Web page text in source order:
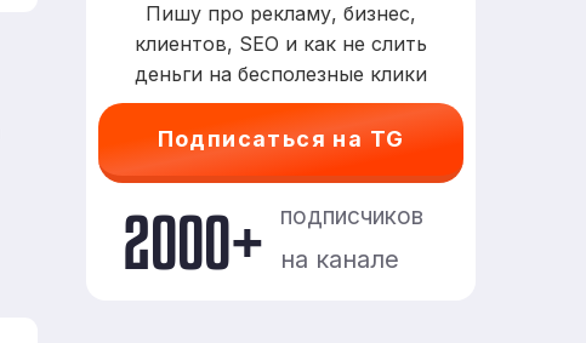
Пишу про рекламу, бизнес,
клиентов, SEO и как не слить
деньги на бесполезные клики
Подписаться на TG
2000+ подписчиков
на канале